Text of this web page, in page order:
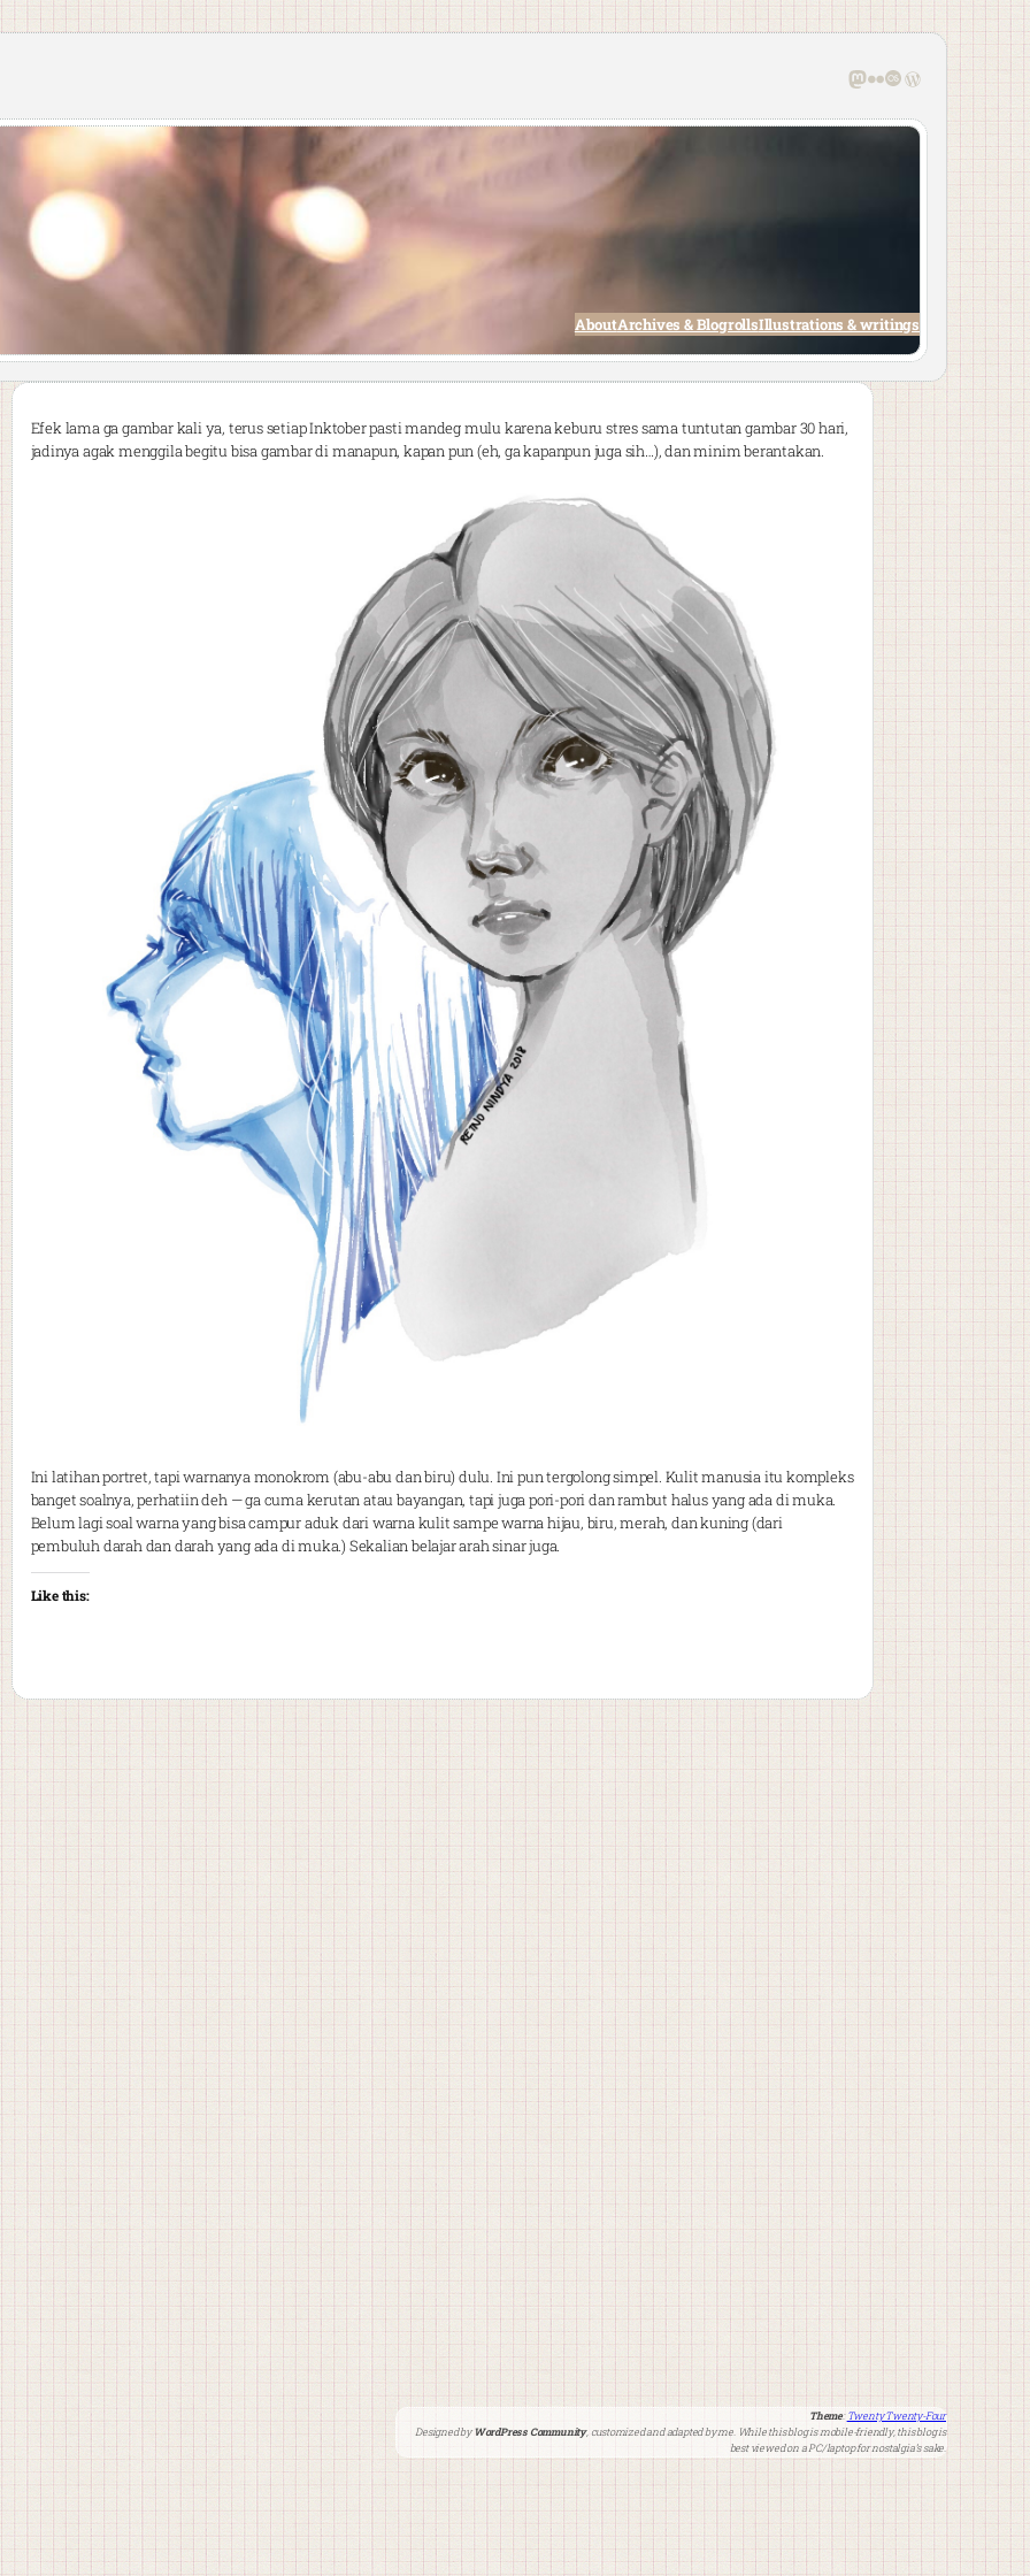
Mastodon
Flickr
Last.fm
WordPress
AboutArchives & BlogrollsIllustrations & writings
Efek lama ga gambar kali ya, terus setiap Inktober pasti mandeg mulu karena keburu stres sama tuntutan gambar 30 hari,
jadinya agak menggila begitu bisa gambar di manapun, kapan pun (eh, ga kapanpun juga sih…), dan minim berantakan.
Ini latihan portret, tapi warnanya monokrom (abu-abu dan biru) dulu. Ini pun tergolong simpel. Kulit manusia itu kompleks
banget soalnya, perhatiin deh — ga cuma kerutan atau bayangan, tapi juga pori-pori dan rambut halus yang ada di muka.
Belum lagi soal warna yang bisa campur aduk dari warna kulit sampe warna hijau, biru, merah, dan kuning (dari
pembuluh darah dan darah yang ada di muka.) Sekalian belajar arah sinar juga.
Like this:
Theme:Twenty Twenty-Four
Designed byWordPress Community, customized and adapted by me. While this blog is mobile-friendly, this blog is
best viewed on a PC/laptop for nostalgia’s sake.